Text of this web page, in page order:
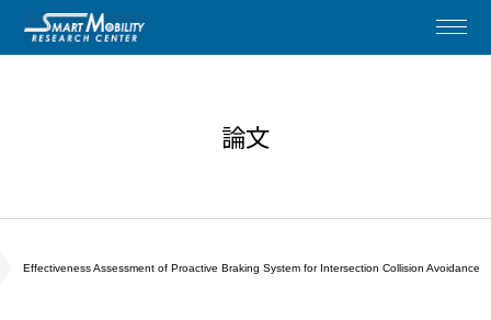
論文
Effectiveness Assessment of Proactive Braking System for Intersection Collision Avoidance